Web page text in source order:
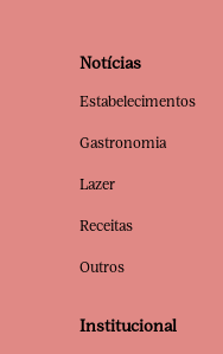
Notícias
Estabelecimentos
Gastronomia
Lazer
Receitas
Outros
Institucional